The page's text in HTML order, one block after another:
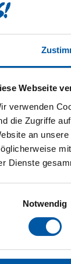
Webseite
verwenden
die Zugriffe
an
Dienste
Notwendig